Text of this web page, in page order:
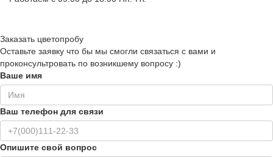
Заказать цветопробу
Оставьте заявку что бы мы смогли связаться с вами и
проконсультровать по возникшему вопросу :)
Ваше имя
Ваш телефон для связи
Опишите свой вопрос